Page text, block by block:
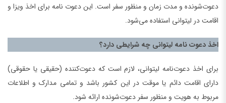
دعوت‌شونده و مدت زمان و منظور سفر است. این دعوت نامه برای اخذ ویزا و
اقامت در لیتوانی استفاده می‌شود.
اخذ دعوت نامه لیتوانی چه شرایطی دارد؟
برای اخذ دعوت‌نامه لیتوانی، لازم است که دعوت‌کننده (حقیقی یا حقوقی)
دارای اقامت دائم یا موقت در این کشور باشد و تمامی مدارک و اطلاعات
مربوط به هویت و منظور سفر دعوت‌شونده ارائه شود.